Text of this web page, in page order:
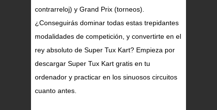
contrarreloj) y Grand Prix (torneos).
¿Conseguirás dominar todas estas trepidantes
modalidades de competición, y convertirte en el
rey absoluto de Super Tux Kart? Empieza por
descargar Super Tux Kart gratis en tu
ordenador y practicar en los sinuosos circuitos
cuanto antes.